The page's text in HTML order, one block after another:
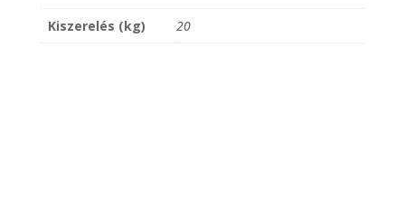
Kiszerelés (kg) 20